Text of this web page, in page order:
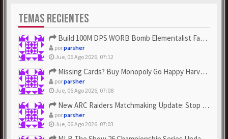
TEMAS RECIENTES
Build 100M DPS WORB Bomb Elementalist Fast - Grab POE Curren...
porparsher
Jue, 06 Ago 2026, 07:12
Missing Cards? Buy Monopoly Go Happy Harvest with Looney Tun...
porparsher
Jue, 06 Ago 2026, 07:08
New ARC Raiders Matchmaking Update: Stop Failed - Grab Bluep...
porparsher
Jue, 06 Ago 2026, 07:03